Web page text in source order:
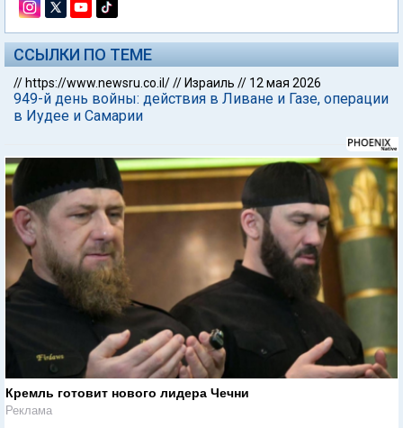
ССЫЛКИ ПО ТЕМЕ
// https://www.newsru.co.il/// Израиль // 12 мая 2026
949-й день войны: действия в Ливане и Газе, операции
в Иудее и Самарии
Кремль готовит нового лидера Чечни
Реклама